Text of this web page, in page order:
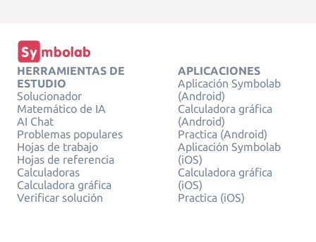
HERRAMIENTAS DE
ESTUDIO
Solucionador
Matemático de IA
AI Chat
Problemas populares
Hojas de trabajo
Hojas de referencia
Calculadoras
Calculadora gráfica
Verificar solución
APLICACIONES
Aplicación Symbolab
(Android)
Calculadora gráfica
(Android)
Practica (Android)
Aplicación Symbolab
(iOS)
Calculadora gráfica
(iOS)
Practica (iOS)